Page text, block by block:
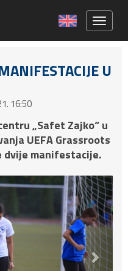
U
16:50
„Safet Zajko“ u
UEFA Grassroots
dvije manifestacije.